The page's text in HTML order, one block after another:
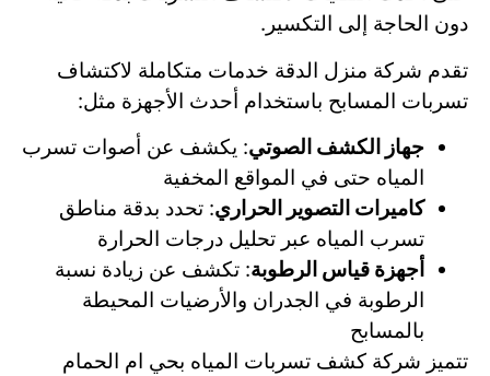
دون الحاجة إلى التكسير.
تقدم شركة منزل الدقة خدمات متكاملة لاكتشاف
تسربات المسابح باستخدام أحدث الأجهزة مثل:
جهاز الكشف الصوتي: يكشف عن أصوات تسرب
المياه حتى في المواقع المخفية
كاميرات التصوير الحراري: تحدد بدقة مناطق
تسرب المياه عبر تحليل درجات الحرارة
أجهزة قياس الرطوبة: تكشف عن زيادة نسبة
الرطوبة في الجدران والأرضيات المحيطة
بالمسابح
تتميز شركة كشف تسربات المياه بحي ام الحمام